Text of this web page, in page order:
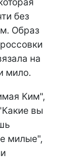
без
Образ
на
мило.
Ким",
вы
милые",